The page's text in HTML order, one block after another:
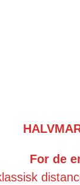
For de